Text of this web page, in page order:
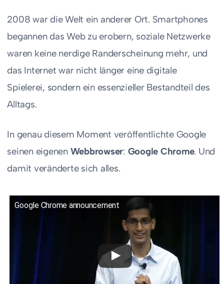
2008 war die Welt ein anderer Ort. Smartphones
begannen das Web zu erobern, soziale Netzwerke
waren keine nerdige Randerscheinung mehr, und
das Internet war nicht länger eine digitale
Spielerei, sondern ein essenzieller Bestandteil des
Alltags.
In genau diesem Moment veröffentlichte Google
seinen eigenen Webbrowser: Google Chrome. Und
damit veränderte sich alles.
Google Chrome announcement